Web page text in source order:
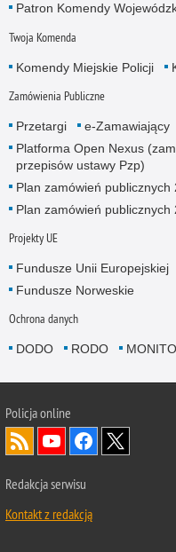
Patron Komendy
Twoja Komenda
Komendy Miejskie Policji
Zamówienia Publiczne
Przetargi
e-Zamawiający
Platforma Open Nexus
przepisów ustawy Pzp)
Plan zamówień publicznych
Plan zamówień publicznych
Projekty UE
Fundusze Unii Europejskiej
Fundusze Norweskie
Ochrona danych
DODO RODO
Policjaonline
Redakcja serwisu
Kontakt z redakcją